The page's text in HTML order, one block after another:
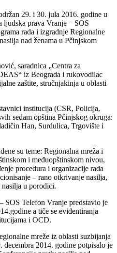
29. i 30. jula 2016. godine u
prava Vranje – SOS
rada i izgradnje Regionalne
nad ženama u Pčinjskom
saradnica „Centra za
iz Beograda i rukovodilac
zaštite, stručnjakinja u oblasti
institucija (CSR, Policija,
sedam opština Pčinjskog okruga:
Han, Surdulica, Trgovište i
su teme: Regionalna mreža i
i međuopštinskom nivou,
procedura i organizacije rada
– rano otkrivanje nasilja,
u porodici.
SOS Telefon Vranje predstavio je
a tiče se evidentiranja
i OCD.
mreže iz oblasti suzbijanja
decembra 2014. godine potpisalo je